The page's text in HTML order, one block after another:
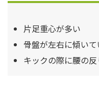
片足重心が多い
骨盤が左右に傾いて
キックの際に腰の